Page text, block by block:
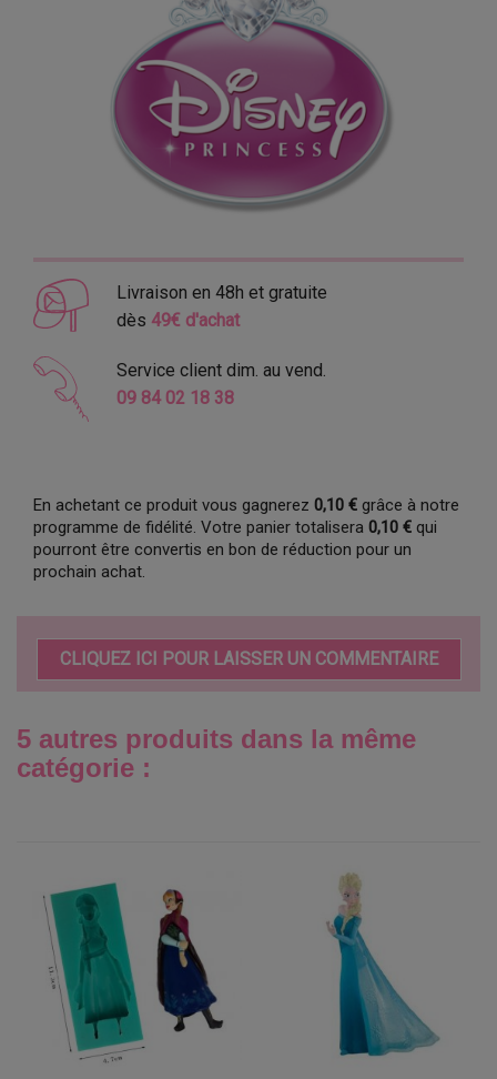
Livraison en 48h et gratuite
dès 49€ d'achat
Service client dim. au vend.
09 84 02 18 38
En achetant ce produit vous gagnerez 0,10 € grâce à notre
programme de fidélité. Votre panier totalisera 0,10 € qui
pourront être convertis en bon de réduction pour un
prochain achat.
CLIQUEZ ICI POUR LAISSER UN COMMENTAIRE
5 autres produits dans la même
catégorie :